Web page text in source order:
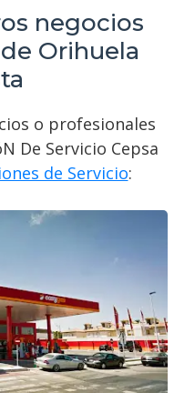
negocios
Orihuela
o profesionales
De Servicio Cepsa
de Servicio: